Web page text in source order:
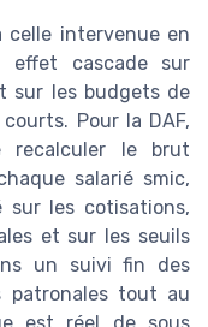
celle intervenue en
effet cascade sur
sur les budgets de
Pour la DAF,
recalculer le brut
salarié smic,
sur les cotisations,
et sur les seuils
un suivi fin des
patronales tout au